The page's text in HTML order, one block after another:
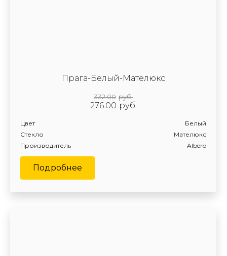
Прага-Белый-Мателюкс
руб.
332.00
руб.
276.00
Цвет Белый
Производитель Albero
Стекло Мателюкс
Подробнее